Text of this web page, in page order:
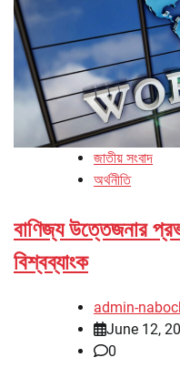
জাতীয় সংবাদ
অর্থনীতি
বাণিজ্য উত্তেজনার
বিশ্বব্যাংক
admin-
June 12,
0